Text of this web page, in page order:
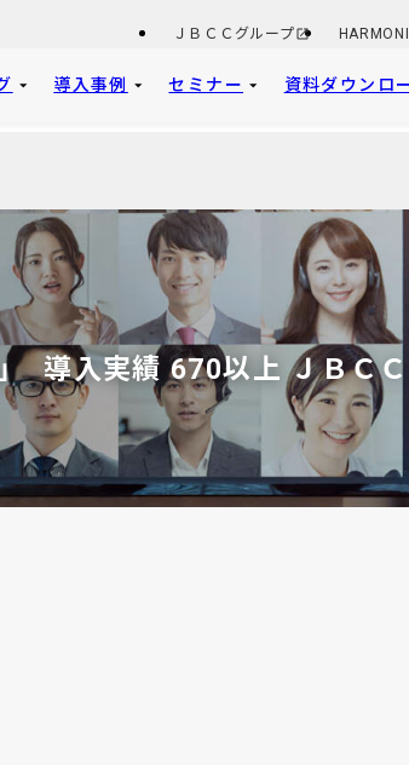
ＪＢＣＣグループ
導入事例 セミナー 資料ダウンロ
導入実績 670以上 ＪＢＣ